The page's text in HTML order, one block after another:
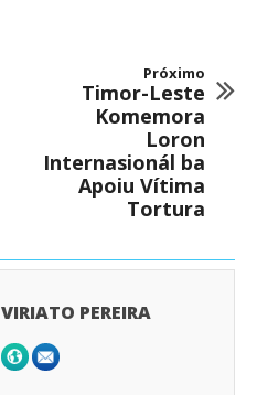
Próximo
Timor-Leste
Komemora
Loron
Internasionál ba
Apoiu Vítima
Tortura
VIRIATO PEREIRA